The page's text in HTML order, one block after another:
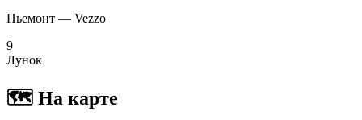
Пьемонт — Vezzo
9
Лунок
🗺 На карте